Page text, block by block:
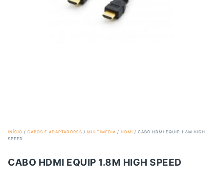
INÍCIO / CABOS E ADAPTADORES / MULTIMEDIA / HDMI / CABO HDMI EQUIP 1.8M HIGH
SPEED
CABO HDMI EQUIP 1.8M HIGH SPEED